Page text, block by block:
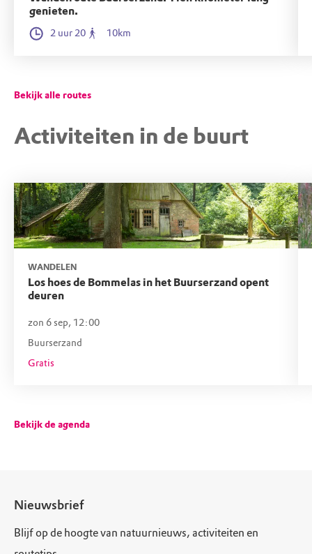
genieten.
2 uur 20 10km
Bekijk alle routes
Activiteiten in de buurt
WANDELEN
Los hoes de Bommelas in het Buurserzand opent
deuren
zon 6 sep, 12:00
Buurserzand
Gratis
Bekijk de agenda
Nieuwsbrief
Blijf op de hoogte van natuurnieuws, activiteiten en